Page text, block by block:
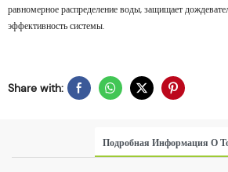
равномерное распределение воды, защищает
эффективность системы.
Share with:
Подробная Информация О